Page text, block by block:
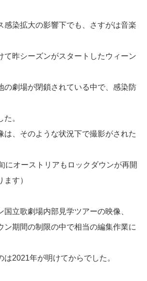
感染拡大の影響下でも、さすがは音楽
て昨シーズンがスタートしたウィーン
の劇場が閉鎖されている中で、感染防
。
は、そのような状況下で撮影がされた
にオーストリアもロックダウンが再開
す）
国立歌劇場内部見学ツアーの映像、
ン期間の制限の中で相当の編集作業に
は2021年が明けてからでした。
スター音楽祭